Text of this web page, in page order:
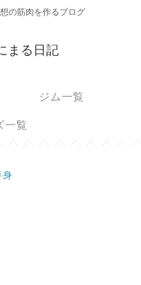
の筋肉を作るブログ
まる日記
ジム一覧
一覧
身